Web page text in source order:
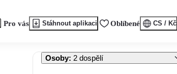
Pro vás Stáhnout aplikaci Oblíbené CS / Kč
Osoby: 2 dospělí